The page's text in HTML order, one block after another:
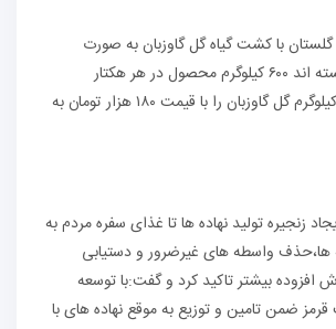
با کشت گیاه گل گاوزبان به صورت
دیم،کشاورزان توانسته اند ۶۰۰ کیلوگرم محصول در هر هکتار
برداشت کنند و هر کیلوگرم گل گاوزبان را با قیمت ۱۸۰ هزار تومان به
زنجیره تولید نهاده ها تا غذای سفره مردم به
واسطه های غیرضرور و دستیابی
افزوده بیشتر تاکید کرد و گفت:با توسعه
ضمن تامین و توزیع به موقع نهاده های با